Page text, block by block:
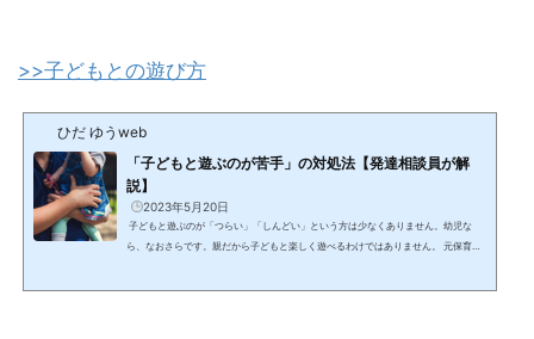
>>子どもとの遊び方
ひだ ゆうweb
「子どもと遊ぶのが苦手」の対処法【発達相談員が解
説】
2023年5月20日
子どもと遊ぶのが「つらい」「しんどい」という方は少なくありません。幼児な
ら、なおさらです。親だから子どもと楽しく遊べるわけではありません。 元保育者